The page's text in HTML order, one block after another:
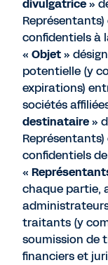
divulgatrice»
confidentiels à
« Objet»
potentielle (y
expirations)
sociétés
destinataire»
confidentiels
«
chaque partie,
traitants (y
soumission de
financiers et